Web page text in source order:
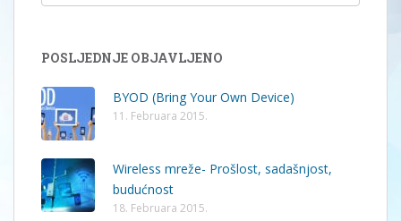
POSLJEDNJE OBJAVLJENO
BYOD (Bring Your Own Device)
11. Februara 2015.
Wireless mreže- Prošlost, sadašnjost,
budućnost
18. Februara 2015.